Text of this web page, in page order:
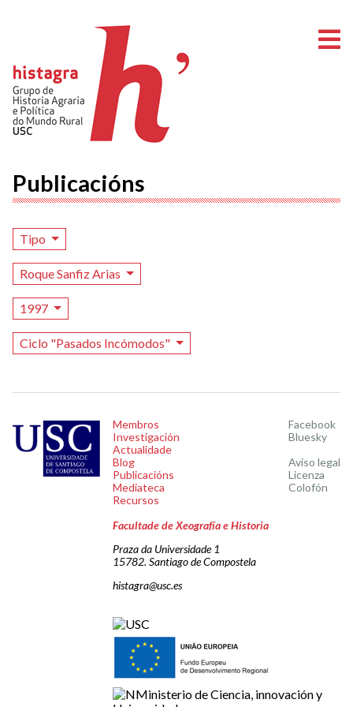
Publicacións
Tipo
Roque Sanfiz Arias
1997
Ciclo "Pasados Incómodos"
Membros
Investigación
Actualidade
Blog
Publicacións
Mediateca
Recursos
Facebook
Bluesky
Aviso legal
Licenza
Colofón
Facultade de Xeografía e Historia
Praza da Universidade 1
15782. Santiago de Compostela
histagra@usc.es